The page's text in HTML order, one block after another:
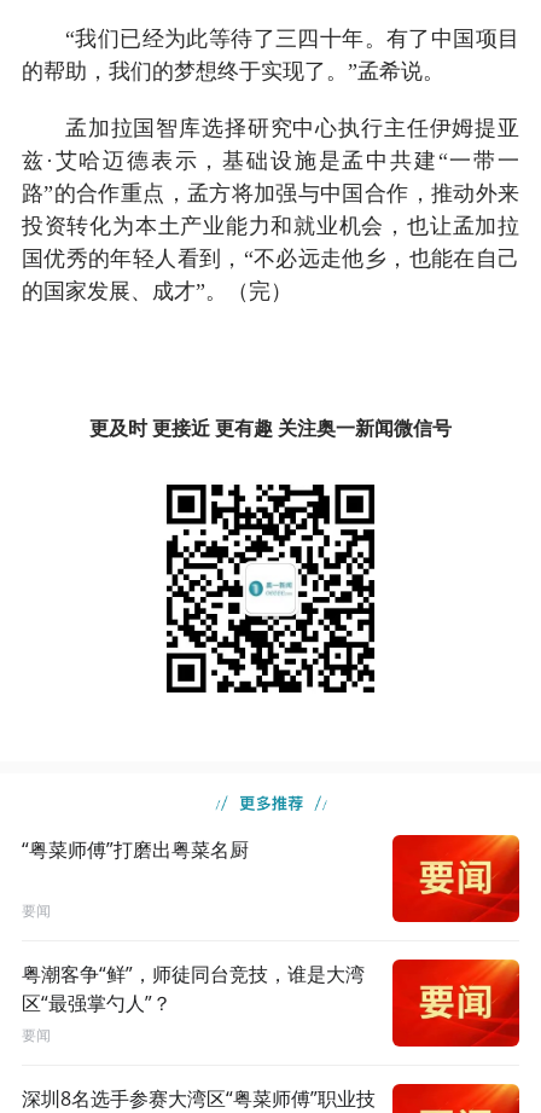
“我们已经为此等待了三四十年。有了中国项目
的帮助，我们的梦想终于实现了。”孟希说。
孟加拉国智库选择研究中心执行主任伊姆提亚
兹·艾哈迈德表示，基础设施是孟中共建“一带一
路”的合作重点，孟方将加强与中国合作，推动外来
投资转化为本土产业能力和就业机会，也让孟加拉
国优秀的年轻人看到，“不必远走他乡，也能在自己
的国家发展、成才”。（完）
更及时 更接近 更有趣 关注奥一新闻微信号
“粤菜师傅”打磨出粤菜名厨
要闻
粤潮客争“鲜”，师徒同台竞技，谁是大湾
区“最强掌勺人”？
要闻
深圳8名选手参赛大湾区“粤菜师傅”职业技